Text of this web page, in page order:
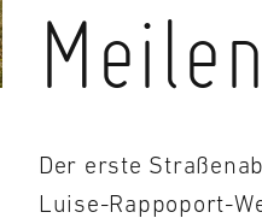
Der erste
Luise-Rappoport-